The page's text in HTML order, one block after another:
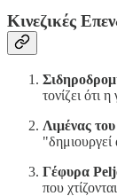
Κινεζικές
τονίζει
Λιμένας
Γέφυρα
που